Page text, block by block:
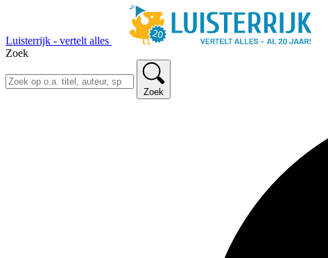
Luisterrijk - vertelt alles
Zoek
Zoek